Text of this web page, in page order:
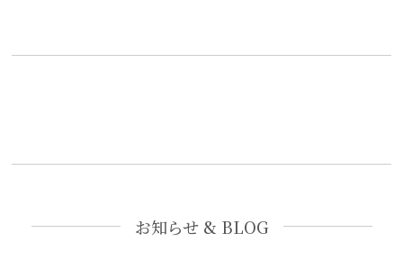
お知らせ & BLOG